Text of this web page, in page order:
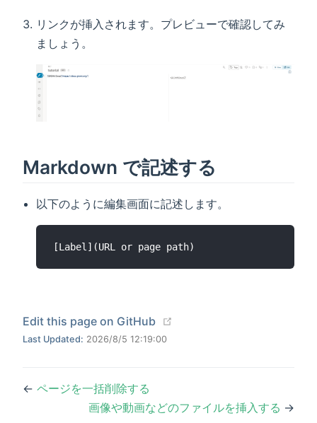
リンクが挿入されます。プレビューで確認してみ
ましょう。
Markdown で記述する
以下のように編集画面に記述します。
Edit this page on GitHub
Last Updated: 2026/8/5 12:19:00
← ページを一括削除する
画像や動画などのファイルを挿入する →